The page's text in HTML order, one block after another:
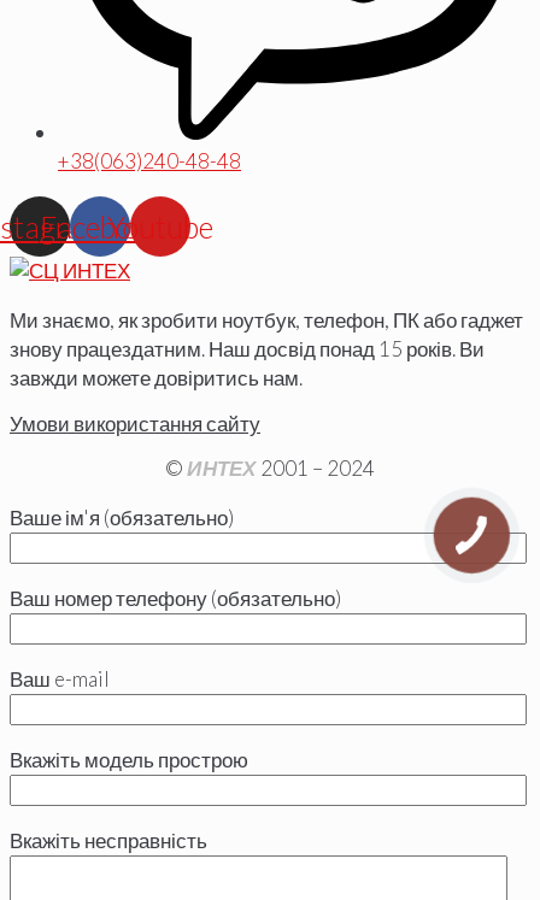
+38(063)240-48-48
FacebookYoutube
Ми знаємо, як зробити ноутбук, телефон, ПК або гаджет
знову працездатним. Наш досвід понад 15 років. Ви
завжди можете довіритись нам.
Умови використання сайту
©ИНТЕХ 2001 – 2024
Ваше ім'я (обязательно)
Ваш номер телефону (обязательно)
Ваш e-mail
Вкажіть модель прострою
Вкажіть несправність